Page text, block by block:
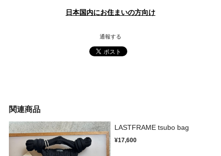
日本国内にお住まいの方向け
通報する
関連商品
LASTFRAME tsubo bag
¥17,600